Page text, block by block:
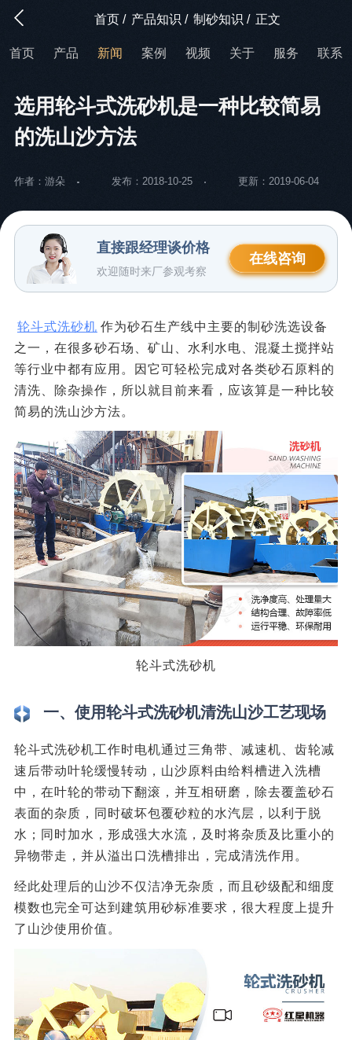
首页 / 产品知识 / 制砂知识 / 正文
首页 产品 新闻 案例 视频 关于 服务 联系
选用轮斗式洗砂机是一种比较简易
的洗山沙方法
作者：游朵 发布：2018-10-25 更新：2019-06-04
直接跟经理谈价格
欢迎随时来厂参观考察
在线咨询
轮斗式洗砂机 作为砂石生产线中主要的制砂洗选设备
之一，在很多砂石场、矿山、水利水电、混凝土搅拌站
等行业中都有应用。因它可轻松完成对各类砂石原料的
清洗、除杂操作，所以就目前来看，应该算是一种比较
简易的洗山沙方法。
轮斗式洗砂机
一、使用轮斗式洗砂机清洗山沙工艺现场
轮斗式洗砂机工作时电机通过三角带、减速机、齿轮减
速后带动叶轮缓慢转动，山沙原料由给料槽进入洗槽
中，在叶轮的带动下翻滚，并互相研磨，除去覆盖砂石
表面的杂质，同时破坏包覆砂粒的水汽层，以利于脱
水；同时加水，形成强大水流，及时将杂质及比重小的
异物带走，并从溢出口洗槽排出，完成清洗作用。
经此处理后的山沙不仅洁净无杂质，而且砂级配和细度
模数也完全可达到建筑用砂标准要求，很大程度上提升
了山沙使用价值。